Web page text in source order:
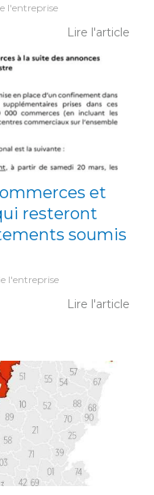
l'entreprise
Lire l'article
et
resteront
soumis
l'entreprise
Lire l'article